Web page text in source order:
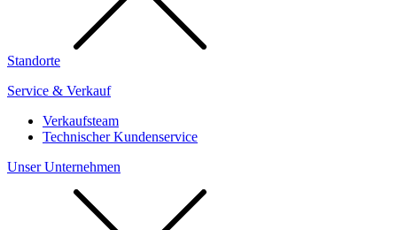
Standorte
Service & Verkauf
Verkaufsteam
Technischer Kundenservice
Unser Unternehmen